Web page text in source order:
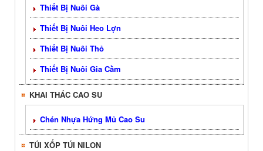
Thiết Bị Nuôi Gà
Thiết Bị Nuôi Heo Lợn
Thiết Bị Nuôi Thỏ
Thiết Bị Nuôi Gia Cầm
KHAI THÁC CAO SU
Chén Nhựa Hứng Mủ Cao Su
TÚI XỐP TÚI NILON